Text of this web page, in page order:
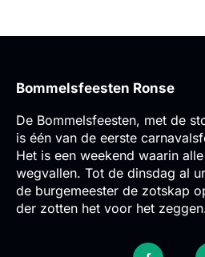
Bommelsfeesten Ronse
De Bommelsfeesten, met de
is één van de eerste
Het is een weekend waarin
wegvallen. Tot de dinsdag al
de burgemeester de zotskap
der zotten het voor het